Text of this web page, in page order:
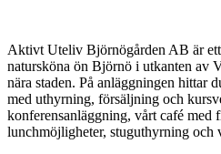
Aktivt Uteliv Björnögården AB är
natursköna ön Björnö i utkanten av
nära staden. På anläggningen hittar
med uthyrning, försäljning och
konferensanläggning, vårt café med
lunchmöjligheter, stuguthyrning och